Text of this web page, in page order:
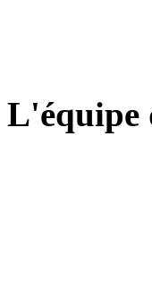
L'équipe